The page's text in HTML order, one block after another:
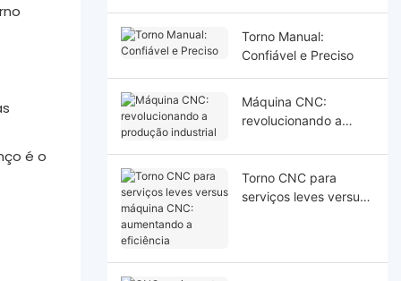
é o
Torno Manual:
Confiável e Preciso
Máquina CNC:
revolucionando a
Torno CNC para
serviços leves versus